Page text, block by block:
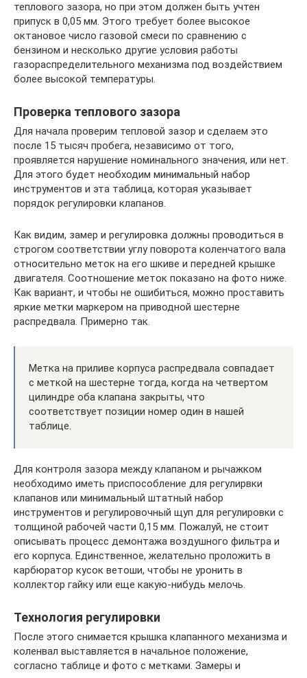
теплового зазора, но при этом должен быть учтен
припуск в 0,05 мм. Этого требует более высокое
октановое число газовой смеси по сравнению с
бензином и несколько другие условия работы
газораспределительного механизма под воздействием
более высокой температуры.
Проверка теплового зазора
Для начала проверим тепловой зазор и сделаем это
после 15 тысяч пробега, независимо от того,
проявляется нарушение номинального значения, или нет.
Для этого будет необходим минимальный набор
инструментов и эта таблица, которая указывает
порядок регулировки клапанов.
Как видим, замер и регулировка должны проводиться в
строгом соответствии углу поворота коленчатого вала
относительно меток на его шкиве и передней крышке
двигателя. Соотношение меток показано на фото ниже.
Как вариант, и чтобы не ошибиться, можно проставить
яркие метки маркером на приводной шестерне
распредвала. Примерно так.
Метка на приливе корпуса распредвала совпадает
с меткой на шестерне тогда, когда на четвертом
цилиндре оба клапана закрыты, что
соответствует позиции номер один в нашей
таблице.
Для контроля зазора между клапаном и рычажком
необходимо иметь приспособление для регулирвки
клапанов или минимальный штатный набор
инструментов и регулировочный щуп для регулировки с
толщиной рабочей части 0,15 мм. Пожалуй, не стоит
описывать процесс демонтажа воздушного фильтра и
его корпуса. Единственное, желательно проложить в
карбюратор кусок ветоши, чтобы не уронить в
коллектор гайку или еще какую-нибудь мелочь.
Технология регулировки
После этого снимается крышка клапанного механизма и
коленвал выставляется в начальное положение,
согласно таблице и фото с метками. Замеры и